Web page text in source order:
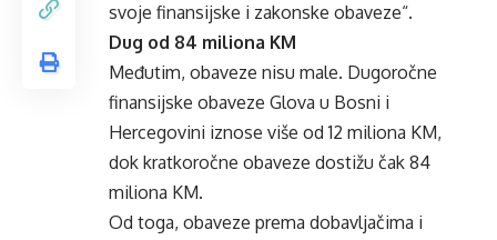
svoje finansijske i zakonske obaveze“.
Dug od 84 miliona KM
Međutim, obaveze nisu male. Dugoročne
finansijske obaveze Glova u Bosni i
Hercegovini iznose više od 12 miliona KM,
dok kratkoročne obaveze dostižu čak 84
miliona KM.
Od toga, obaveze prema dobavljačima i